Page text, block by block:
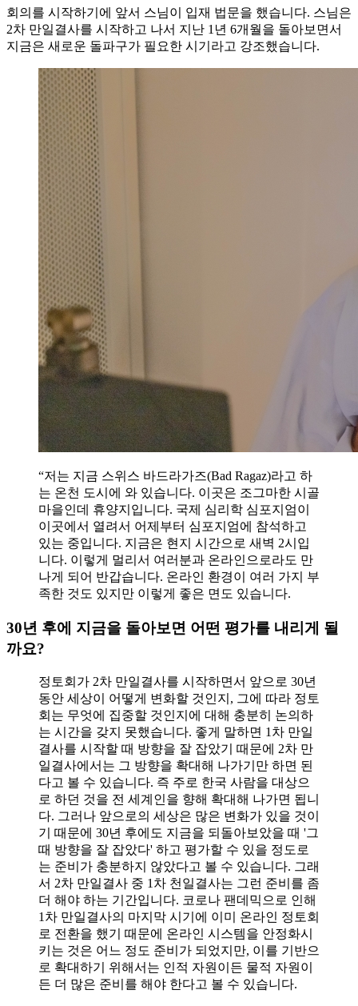
회의를 시작하기에 앞서 스님이 입재 법문을 했습니다. 스님은
2차 만일결사를 시작하고 나서 지난 1년 6개월을 돌아보면서
지금은 새로운 돌파구가 필요한 시기라고 강조했습니다.
“저는 지금 스위스 바드라가즈(Bad Ragaz)라고 하
는 온천 도시에 와 있습니다. 이곳은 조그마한 시골
마을인데 휴양지입니다. 국제 심리학 심포지엄이
이곳에서 열려서 어제부터 심포지엄에 참석하고
있는 중입니다. 지금은 현지 시간으로 새벽 2시입
니다. 이렇게 멀리서 여러분과 온라인으로라도 만
나게 되어 반갑습니다. 온라인 환경이 여러 가지 부
족한 것도 있지만 이렇게 좋은 면도 있습니다.
30년 후에 지금을 돌아보면 어떤 평가를 내리게 될
까요?
정토회가 2차 만일결사를 시작하면서 앞으로 30년
동안 세상이 어떻게 변화할 것인지, 그에 따라 정토
회는 무엇에 집중할 것인지에 대해 충분히 논의하
는 시간을 갖지 못했습니다. 좋게 말하면 1차 만일
결사를 시작할 때 방향을 잘 잡았기 때문에 2차 만
일결사에서는 그 방향을 확대해 나가기만 하면 된
다고 볼 수 있습니다. 즉 주로 한국 사람을 대상으
로 하던 것을 전 세계인을 향해 확대해 나가면 됩니
다. 그러나 앞으로의 세상은 많은 변화가 있을 것이
기 때문에 30년 후에도 지금을 되돌아보았을 때 '그
때 방향을 잘 잡았다' 하고 평가할 수 있을 정도로
는 준비가 충분하지 않았다고 볼 수 있습니다. 그래
서 2차 만일결사 중 1차 천일결사는 그런 준비를 좀
더 해야 하는 기간입니다. 코로나 팬데믹으로 인해
1차 만일결사의 마지막 시기에 이미 온라인 정토회
로 전환을 했기 때문에 온라인 시스템을 안정화시
키는 것은 어느 정도 준비가 되었지만, 이를 기반으
로 확대하기 위해서는 인적 자원이든 물적 자원이
든 더 많은 준비를 해야 한다고 볼 수 있습니다.